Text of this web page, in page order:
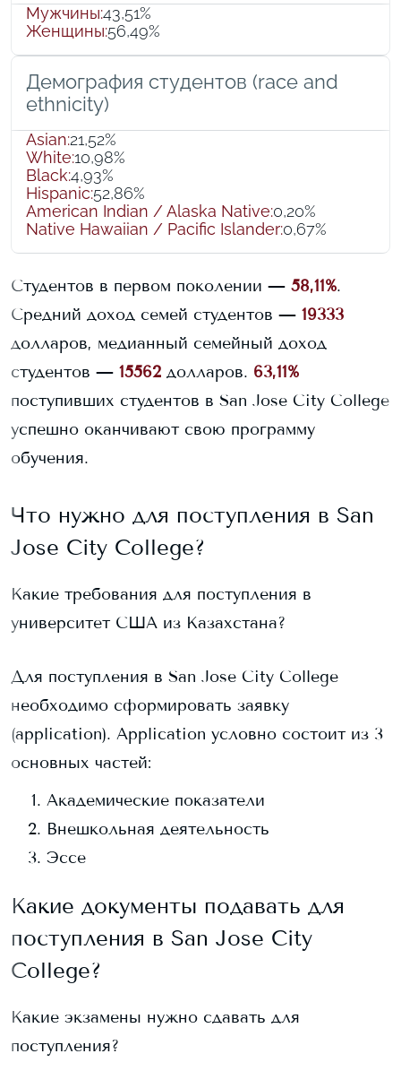
Мужчины:43,51%
Женщины:56,49%
Демография студентов (race and
ethnicity)
Asian:21,52%
White:10,98%
Black:4,93%
Hispanic:52,86%
American Indian / Alaska Native:0,20%
Native Hawaiian / Pacific Islander:0,67%
Студентов в первом поколении — 58,11%.
Средний доход семей студентов — 19333
долларов, медианный семейный доход
студентов — 15562 долларов. 63,11%
поступивших студентов в San Jose City College
успешно оканчивают свою программу
обучения.
Что нужно для поступления в San
Jose City College?
Какие требования для поступления в
университет США из Казахстана?
Для поступления в San Jose City College
необходимо сформировать заявку
(application). Application условно состоит из 3
основных частей:
Академические показатели
Внешкольная деятельность
Эссе
Какие документы подавать для
поступления в San Jose City
College?
Какие экзамены нужно сдавать для
поступления?